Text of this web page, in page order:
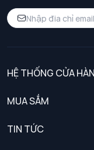
HỆ THỐNG CỬA
MUA SẮM
TIN TỨC